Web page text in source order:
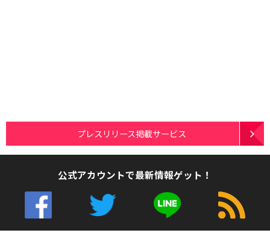
プレスリリース掲載サービス
公式アカウントで最新情報ゲット！